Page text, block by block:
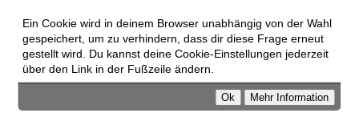
Ein Cookie wird in deinem Browser unabhängig von der Wahl
gespeichert, um zu verhindern, dass dir diese Frage erneut
gestellt wird. Du kannst deine Cookie-Einstellungen jederzeit
über den Link in der Fußzeile ändern.